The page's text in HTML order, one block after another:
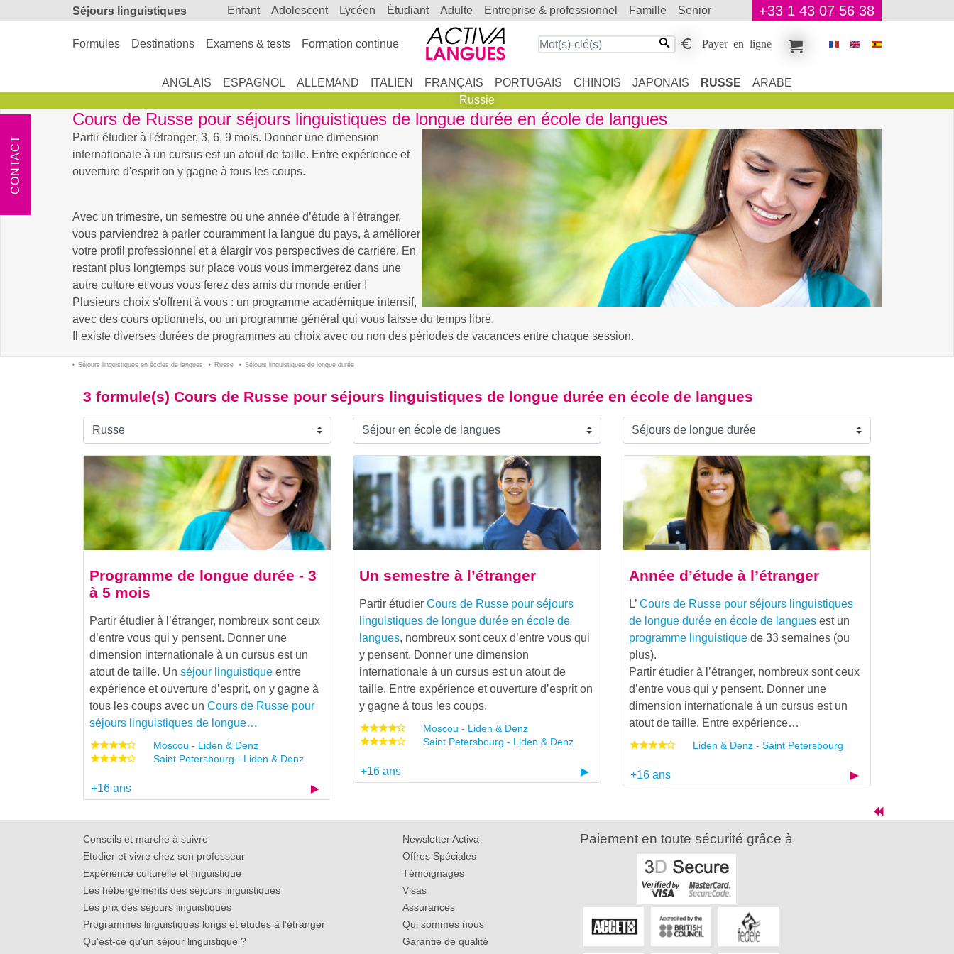
Séjours linguistiques enfant adolescent lycéen étudiant adulte entreprise & professionnel famille senior +33 1 43 07 56 38
Formules Destinations Examens & tests Formation continue Payer en ligne
ANGLAIS ESPAGNOL ALLEMAND ITALIEN FRANÇAIS PORTUGAIS CHINOIS JAPONAIS RUSSE
ARABE
Russie
Cours de Russe pour séjours linguistiques de longue durée en école de langues
Partir étudier à l'étranger, 3, 6, 9 mois. Donner une dimension
internationale à un cursus est un atout de taille. Entre expérience et
ouverture d'esprit on y gagne à tous les coups.
Avec un trimestre, un semestre ou une année d’étude à l'étranger,
vous parviendrez à parler couramment la langue du pays, à améliorer
votre profil professionnel et à élargir vos perspectives de carrière. En
restant plus longtemps sur place vous vous immergerez dans une
autre culture et vous vous ferez des amis du monde entier !
Plusieurs choix s'offrent à vous : un programme académique intensif,
avec des cours optionnels, ou un programme général qui vous laisse du temps libre.
Il existe diverses durées de programmes au choix avec ou non des périodes de vacances entre chaque session.
Séjours linguistiques en écoles de langues Russe Séjours linguistiques de longue durée
3 formule(s) Cours de Russe pour séjours linguistiques de longue durée en école de langues
Programme de longue durée - 3
à 5 mois
Partir étudier à l’étranger, nombreux sont ceux
d’entre vous qui y pensent. Donner une
dimension internationale à un cursus est un
atout de taille. Un séjour linguistique entre
expérience et ouverture d’esprit, on y gagne à
tous les coups avec un Cours de Russe pour
séjours linguistiques de longue…
Moscou - Liden & Denz
Saint Petersbourg - Liden & Denz
+16 ans
Un semestre à l’étranger
Partir étudier Cours de Russe pour séjours
linguistiques de longue durée en école de
langues, nombreux sont ceux d’entre vous qui
y pensent. Donner une dimension
internationale à un cursus est un atout de
taille. Entre expérience et ouverture d’esprit on
y gagne à tous les coups.
Moscou - Liden & Denz
Saint Petersbourg - Liden & Denz
+16 ans
Année d’étude à l’étranger
L’ Cours de Russe pour séjours linguistiques
de longue durée en école de languesest un
programme linguistiquede 33 semaines (ou
plus).
Partir étudier à l’étranger, nombreux sont ceux
d’entre vous qui y pensent. Donner une
dimension internationale à un cursus est un
atout de taille. Entre expérience…
Liden & Denz - Saint Petersbourg
+16 ans
CONTACT
Conseils et marche à suivre
Etudier et vivre chez son professeur
Expérience culturelle et linguistique
Les hébergements des séjours linguistiques
Les prix des séjours linguistiques
Programmes linguistiques longs et études à l’étranger
Qu'est-ce qu'un séjour linguistique ?
Newsletter Activa
Offres Spéciales
Témoignages
Visas
Assurances
Qui sommes nous
Garantie de qualité
Paiement en toute sécurité grâce à